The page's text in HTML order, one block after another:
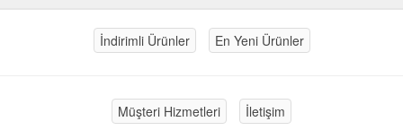
İndirimli Ürünler En Yeni Ürünler
Müşteri Hizmetleri İletişim